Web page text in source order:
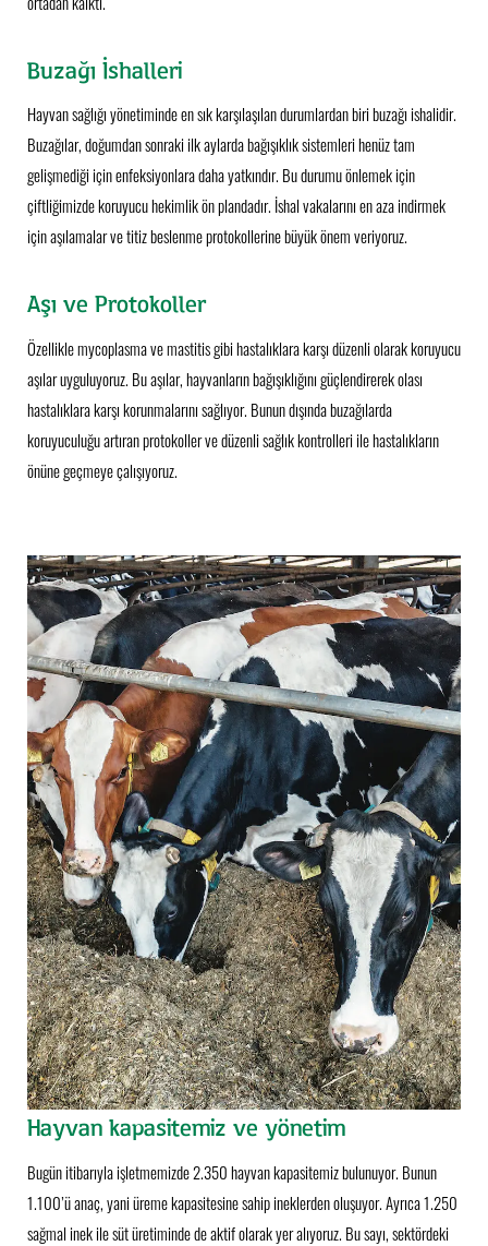
Buzağı İshalleri
Hayvan sağlığı yönetiminde en sık karşılaşılan durumlardan biri buzağı ishalidir.
Buzağılar, doğumdan sonraki ilk aylarda bağışıklık sistemleri henüz tam
gelişmediği için enfeksiyonlara daha yatkındır. Bu durumu önlemek için
çiftliğimizde koruyucu hekimlik ön plandadır. İshal vakalarını en aza indirmek
için aşılamalar ve titiz beslenme protokollerine büyük önem veriyoruz.
Aşı ve Protokoller
Özellikle mycoplasma ve mastitis gibi hastalıklara karşı düzenli olarak koruyucu
aşılar uyguluyoruz. Bu aşılar, hayvanların bağışıklığını güçlendirerek olası
hastalıklara karşı korunmalarını sağlıyor. Bunun dışında buzağılarda
koruyuculuğu artıran protokoller ve düzenli sağlık kontrolleri ile hastalıkların
önüne geçmeye çalışıyoruz.
Hayvan kapasitemiz ve yönetim
Bugün itibarıyla işletmemizde 2.350 hayvan kapasitemiz bulunuyor. Bunun
1.100’ü anaç, yani üreme kapasitesine sahip ineklerden oluşuyor. Ayrıca 1.250
sağmal inek ile süt üretiminde de aktif olarak yer alıyoruz. Bu sayı, sektördeki